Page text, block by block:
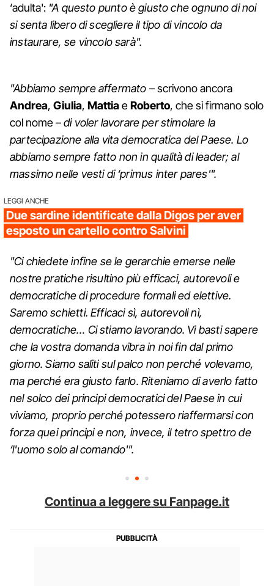
‘adulta': "A questo punto è giusto che ognuno di noi
si senta libero di scegliere il tipo di vincolo da
instaurare, se vincolo sarà".
"Abbiamo sempre affermato – scrivono ancora
Andrea, Giulia, MattiaeRoberto, che si firmano solo
col nome –di voler lavorare per stimolare la
partecipazione alla vita democratica del Paese. Lo
abbiamo sempre fatto non in qualità di leader; al
massimo nelle vesti di ‘primus inter pares'".
LEGGI ANCHE
Due sardine identificate dalla Digos per aver
esposto un cartello contro Salvini
"Ci chiedete infine se le gerarchie emerse nelle
nostre pratiche risultino più efficaci, autorevoli e
democratiche di procedure formali ed elettive.
Saremo schietti. Efficaci sì, autorevoli nì,
democratiche… Ci stiamo lavorando. Vi basti sapere
che la vostra domanda vibra in noi fin dal primo
giorno. Siamo saliti sul palco non perché volevamo,
ma perché era giusto farlo. Riteniamo di averlo fatto
nel solco dei principi democratici del Paese in cui
viviamo, proprio perché potessero riaffermarsi con
forza quei principi e non, invece, il tetro spettro de
‘l'uomo solo al comando'".
Continua a leggere su Fanpage.it